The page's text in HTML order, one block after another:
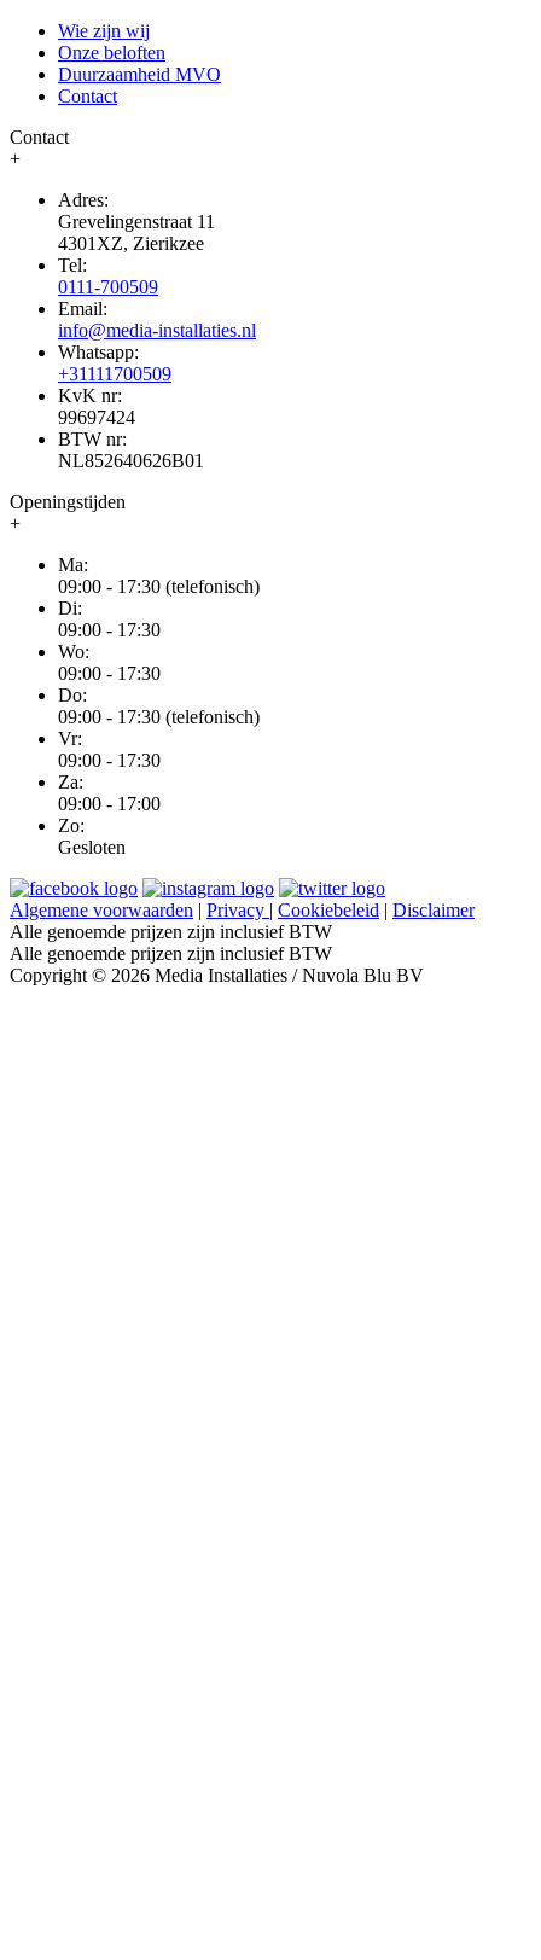
Wie zijn wij
Onze beloften
Duurzaamheid MVO
Contact
Contact
+
Adres:
Grevelingenstraat 11
4301XZ, Zierikzee
Tel:
0111-700509
Email:
info@media-installaties.nl
Whatsapp:
+31111700509
KvK nr:
99697424
BTW nr:
NL852640626B01
Openingstijden
+
Ma:
09:00 - 17:30 (telefonisch)
Di:
09:00 - 17:30
Wo:
09:00 - 17:30
Do:
09:00 - 17:30 (telefonisch)
Vr:
09:00 - 17:30
Za:
09:00 - 17:00
Zo:
Gesloten
Algemene voorwaarden | Privacy | Cookiebeleid | Disclaimer
Alle genoemde prijzen zijn inclusief BTW
Alle genoemde prijzen zijn inclusief BTW
Copyright © 2026 Media Installaties / Nuvola Blu BV